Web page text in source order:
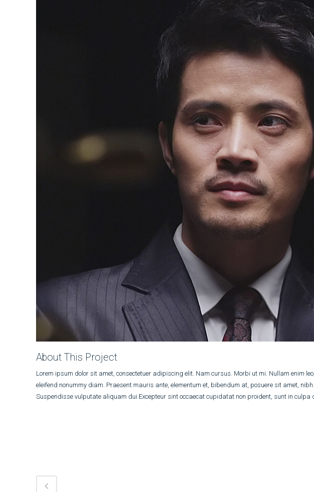
About This Project
Lorem ipsum dolor sit amet, consectetuer adipiscing elit. Nam cursus. Morbi ut mi. Nullam enim
eleifend nonummy diam. Praesent mauris ante, elementum et, bibendum at, posuere sit amet,
Suspendisse vulputate aliquam dui.Excepteur sint occaecat cupidatat non proident, sunt in